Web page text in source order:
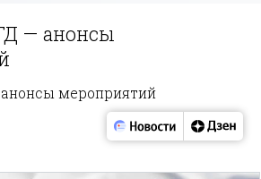
— анонсы
мероприятий